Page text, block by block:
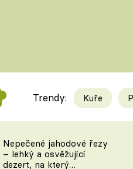
Videorecepty
TEĎ VAŘÍ ŠÉF!
Trendy: Kuře
Nepečené jahodové řezy
– lehký a osvěžující
dezert, na který